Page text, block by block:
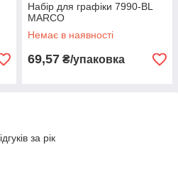
Набір для графіки 7990-BL
MARCO
Немає в наявності
69,57 ₴/упаковка
за рік